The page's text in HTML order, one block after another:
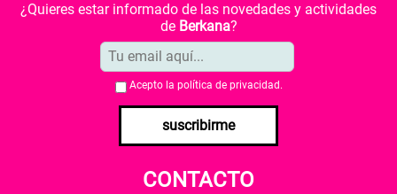
¿Quieres estar informado de las novedades y actividades
de Berkana?
Acepto la política de privacidad .
suscribirme
CONTACTO